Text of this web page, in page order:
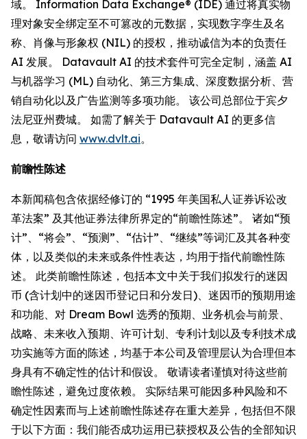
域。 Information Data Exchange® (IDE) 通过将真实物
理对象安全绑定至不可篡改的元数据，实现数字孪生及名
称、肖像与形象权 (NIL) 的授权，推动诚信为本的负责任
AI 发展。 Datavault AI 的技术套件可完全定制，涵盖 AI
与机器学习 (ML) 自动化、第三方集成、深度数据分析、营
销自动化以及广告监测等多项功能。 该公司总部位于宾夕
法尼亚州费城。 如需了解关于 Datavault AI 的更多信
息，敬请访问 www.dvlt.ai。
前瞻性陈述
本新闻稿包含依据经修订的 “1995 年美国私人证券诉讼改
革法案” 及其他证券法律所界定的“前瞻性陈述”。 诸如“预
计”、“将会”、“预测”、“估计”、“继续”等词汇及其各种变
体，以及类似的未来或条件性表达，均用于指代前瞻性陈
述。 此类前瞻性陈述，包括本文中关于我们拟发行的迷因
币 (含计划中的迷因币登记日和分发日)、迷因币的预期用途
和功能、对 Dream Bowl 选秀的预期、业务机会与前景、
战略、未来收入预期、许可计划、专利计划以及专利技术成
功实施等方面的陈述，均基于本公司及管理层认为合理但本
身具有不确定性的估计和假设。 敬请读者谨慎对待这些前
瞻性陈述，避免过度依赖。 实际结果可能因多种风险和不
确定性因素而与上述前瞻性陈述存在重大差异，包括但不限
于以下方面：我们能否成功运用已获授权及公告的全部知识